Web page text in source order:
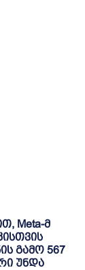
Meta-მ
გამო 567
უნდა